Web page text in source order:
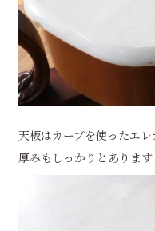
天板はカーブを使ったエレ
厚みもしっかりとあります